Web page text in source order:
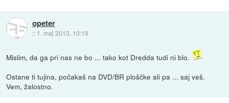
opeter
:: 1. maj 2013, 10:19
Mislim, da ga pri nas ne bo ... tako kot Dredda tudi ni blo.
Ostane ti tujina, počakaš na DVD/BR ploščke ali pa ... saj veš.
Vem, žalostno.